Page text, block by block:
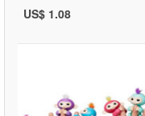
US$ 1.08